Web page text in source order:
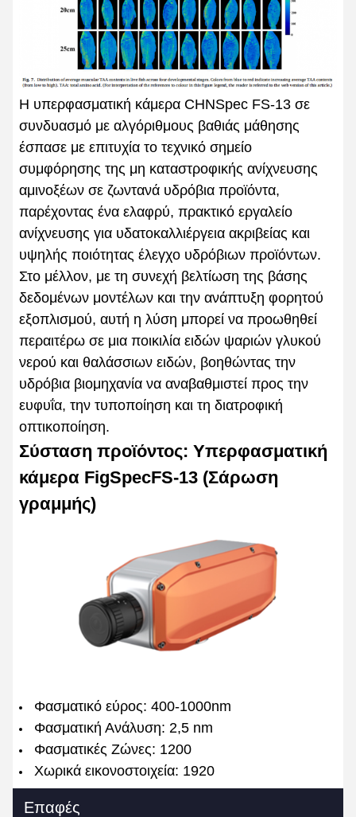
Η υπερφασματική κάμερα CHNSpec FS-13 σε
συνδυασμό με αλγόριθμους βαθιάς μάθησης
έσπασε με επιτυχία το τεχνικό σημείο
συμφόρησης της μη καταστροφικής ανίχνευσης
αμινοξέων σε ζωντανά υδρόβια προϊόντα,
παρέχοντας ένα ελαφρύ, πρακτικό εργαλείο
ανίχνευσης για υδατοκαλλιέργεια ακριβείας και
υψηλής ποιότητας έλεγχο υδρόβιων προϊόντων.
Στο μέλλον, με τη συνεχή βελτίωση της βάσης
δεδομένων μοντέλων και την ανάπτυξη φορητού
εξοπλισμού, αυτή η λύση μπορεί να προωθηθεί
περαιτέρω σε μια ποικιλία ειδών ψαριών γλυκού
νερού και θαλάσσιων ειδών, βοηθώντας την
υδρόβια βιομηχανία να αναβαθμιστεί προς την
ευφυΐα, την τυποποίηση και τη διατροφική
οπτικοποίηση.
Σύσταση προϊόντος: Υπερφασματική
κάμερα FigSpecFS-13 (Σάρωση
γραμμής)
Φασματικό εύρος: 400-1000nm
Φασματική Ανάλυση: 2,5 nm
Φασματικές Ζώνες: 1200
Χωρικά εικονοστοιχεία: 1920
Επαφές